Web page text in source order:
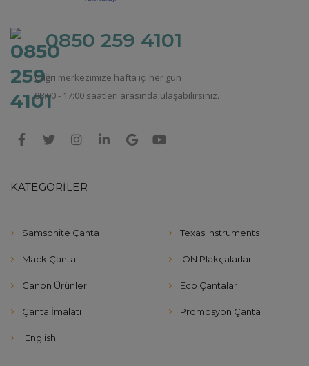
0850 259 4101
Çağrı merkezimize hafta içi her gün
08:00 - 17:00 saatleri arasında ulaşabilirsiniz.
KATEGORILER
Samsonite Çanta Texas Instruments
Mack Çanta ION Plakçalarlar
Canon Ürünleri Eco Çantalar
Çanta İmalatı Promosyon Çanta
English